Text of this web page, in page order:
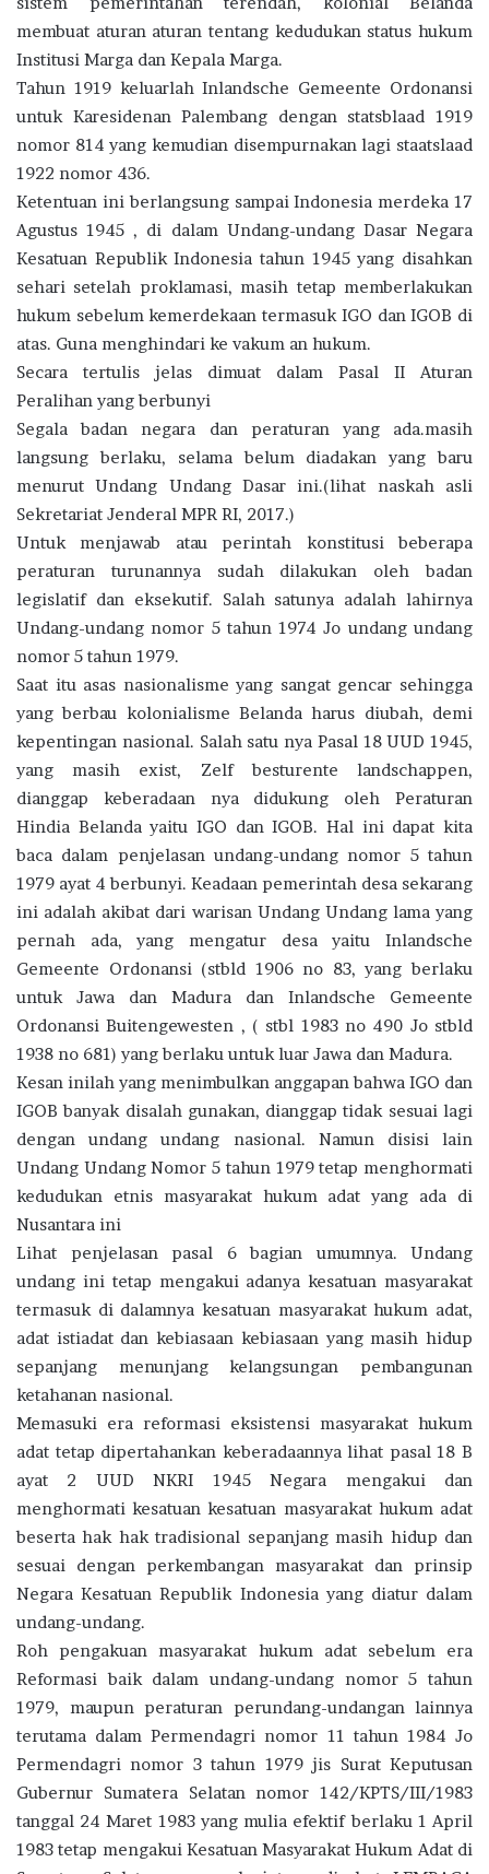
membuat aturan aturan tentang kedudukan status hukum
Institusi Marga dan Kepala Marga.
Tahun 1919 keluarlah Inlandsche Gemeente Ordonansi
untuk Karesidenan Palembang dengan statsblaad 1919
nomor 814 yang kemudian disempurnakan lagi staatslaad
1922 nomor 436.
Ketentuan ini berlangsung sampai Indonesia merdeka 17
Agustus 1945 , di dalam Undang-undang Dasar Negara
Kesatuan Republik Indonesia tahun 1945 yang disahkan
sehari setelah proklamasi, masih tetap memberlakukan
hukum sebelum kemerdekaan termasuk IGO dan IGOB di
atas. Guna menghindari ke vakum an hukum.
Secara tertulis jelas dimuat dalam Pasal II Aturan
Peralihan yang berbunyi
Segala badan negara dan peraturan yang ada.masih
langsung berlaku, selama belum diadakan yang baru
menurut Undang Undang Dasar ini.(lihat naskah asli
Sekretariat Jenderal MPR RI, 2017.)
Untuk menjawab atau perintah konstitusi beberapa
peraturan turunannya sudah dilakukan oleh badan
legislatif dan eksekutif. Salah satunya adalah lahirnya
Undang-undang nomor 5 tahun 1974 Jo undang undang
nomor 5 tahun 1979.
Saat itu asas nasionalisme yang sangat gencar sehingga
yang berbau kolonialisme Belanda harus diubah, demi
kepentingan nasional. Salah satu nya Pasal 18 UUD 1945,
yang masih exist, Zelf besturente landschappen,
dianggap keberadaan nya didukung oleh Peraturan
Hindia Belanda yaitu IGO dan IGOB. Hal ini dapat kita
baca dalam penjelasan undang-undang nomor 5 tahun
1979 ayat 4 berbunyi. Keadaan pemerintah desa sekarang
ini adalah akibat dari warisan Undang Undang lama yang
pernah ada, yang mengatur desa yaitu Inlandsche
Gemeente Ordonansi (stbld 1906 no 83, yang berlaku
untuk Jawa dan Madura dan Inlandsche Gemeente
Ordonansi Buitengewesten , ( stbl 1983 no 490 Jo stbld
1938 no 681) yang berlaku untuk luar Jawa dan Madura.
Kesan inilah yang menimbulkan anggapan bahwa IGO dan
IGOB banyak disalah gunakan, dianggap tidak sesuai lagi
dengan undang undang nasional. Namun disisi lain
Undang Undang Nomor 5 tahun 1979 tetap menghormati
kedudukan etnis masyarakat hukum adat yang ada di
Nusantara ini
Lihat penjelasan pasal 6 bagian umumnya. Undang
undang ini tetap mengakui adanya kesatuan masyarakat
termasuk di dalamnya kesatuan masyarakat hukum adat,
adat istiadat dan kebiasaan kebiasaan yang masih hidup
sepanjang menunjang kelangsungan pembangunan
ketahanan nasional.
Memasuki era reformasi eksistensi masyarakat hukum
adat tetap dipertahankan keberadaannya lihat pasal 18 B
ayat 2 UUD NKRI 1945 Negara mengakui dan
menghormati kesatuan kesatuan masyarakat hukum adat
beserta hak hak tradisional sepanjang masih hidup dan
sesuai dengan perkembangan masyarakat dan prinsip
Negara Kesatuan Republik Indonesia yang diatur dalam
undang-undang.
Roh pengakuan masyarakat hukum adat sebelum era
Reformasi baik dalam undang-undang nomor 5 tahun
1979, maupun peraturan perundang-undangan lainnya
terutama dalam Permendagri nomor 11 tahun 1984 Jo
Permendagri nomor 3 tahun 1979 jis Surat Keputusan
Gubernur Sumatera Selatan nomor 142/KPTS/III/1983
tanggal 24 Maret 1983 yang mulia efektif berlaku 1 April
1983 tetap mengakui Kesatuan Masyarakat Hukum Adat di